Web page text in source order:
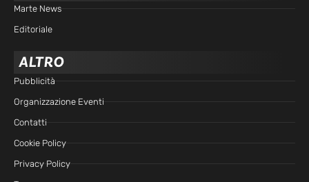
Marte News
Editoriale
ALTRO
Pubblicità
Organizzazione Eventi
Contatti
Cookie Policy
Privacy Policy